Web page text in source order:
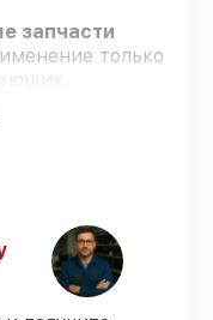
запчасти
только
3F54 LRF
– все все виды